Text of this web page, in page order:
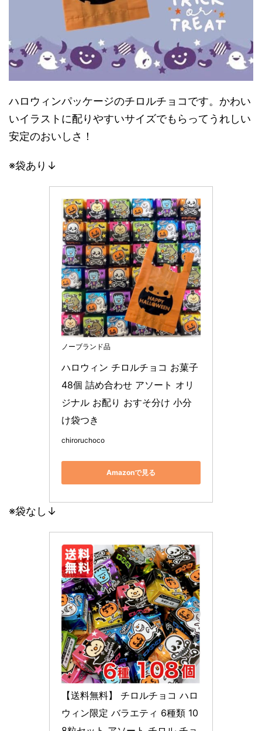
ハロウィンパッケージのチロルチョコです。かわい
いイラストに配りやすいサイズでもらってうれしい
安定のおいしさ！
※袋あり↓
ノーブランド品
ハロウィン チロルチョコ お菓子
48個 詰め合わせ アソート オリ
ジナル お配り おすそ分け 小分
け袋つき
chiroruchoco
Amazonで見る
※袋なし↓
【送料無料】 チロルチョコ ハロ
ウィン限定 バラエティ 6種類 10